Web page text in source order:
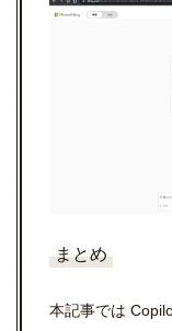
まとめ
本記事では